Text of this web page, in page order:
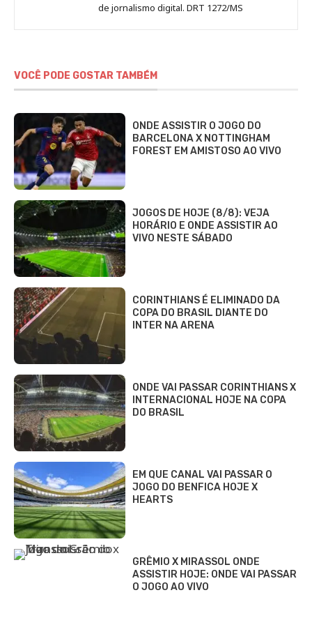
de jornalismo digital. DRT 1272/MS
VOCÊ PODE GOSTAR TAMBÉM
ONDE ASSISTIR O JOGO DO
BARCELONA X NOTTINGHAM
FOREST EM AMISTOSO AO VIVO
JOGOS DE HOJE (8/8): VEJA
HORÁRIO E ONDE ASSISTIR AO
VIVO NESTE SÁBADO
CORINTHIANS É ELIMINADO DA
COPA DO BRASIL DIANTE DO
INTER NA ARENA
ONDE VAI PASSAR CORINTHIANS X
INTERNACIONAL HOJE NA COPA
DO BRASIL
EM QUE CANAL VAI PASSAR O
JOGO DO BENFICA HOJE X
HEARTS
GRÊMIO X MIRASSOL ONDE
ASSISTIR HOJE: ONDE VAI PASSAR
O JOGO AO VIVO